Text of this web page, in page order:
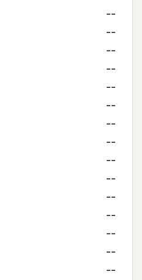
--
--
--
--
--
--
--
--
--
--
--
--
--
--
--